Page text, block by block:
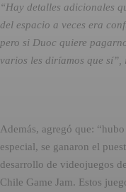
“Hay detalles adicionales
del espacio a veces era
pero si Duoc quiere
varios les diríamos que sí”,
Además, agregó que:
especial, se ganaron el
desarrollo de videojuegos
Chile Game Jam. Estos